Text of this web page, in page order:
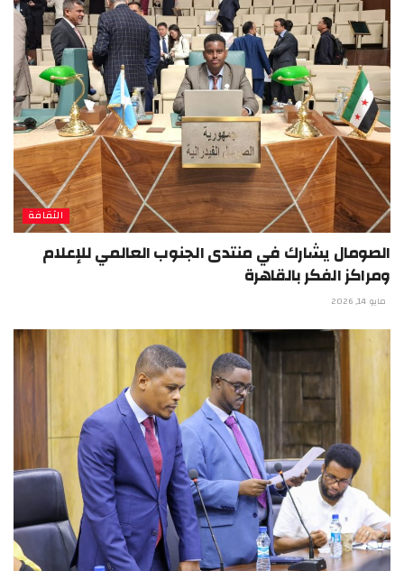
الثقافة
الصومال يشارك في منتدى الجنوب العالمي للإعلام
ومراكز الفكر بالقاهرة
مايو 14, 2026